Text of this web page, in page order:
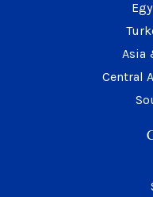
Asia
Central